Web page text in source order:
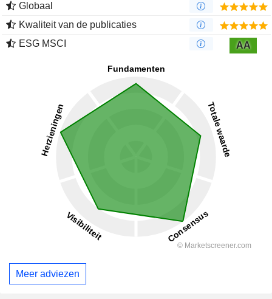
Globaal
Kwaliteit van de publicaties
ESG MSCI
AA
Meer adviezen